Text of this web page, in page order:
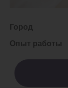
Город
Опыт работы